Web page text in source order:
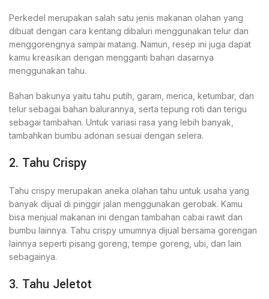
Perkedel merupakan salah satu jenis makanan olahan yang
dibuat dengan cara kentang dibaluri menggunakan telur dan
menggorengnya sampai matang. Namun, resep ini juga dapat
kamu kreasikan dengan mengganti bahan dasarnya
menggunakan tahu.
Bahan bakunya yaitu tahu putih, garam, merica, ketumbar, dan
telur sebagai bahan balurannya, serta tepung roti dan terigu
sebagai tambahan. Untuk variasi rasa yang lebih banyak,
tambahkan bumbu adonan sesuai dengan selera.
2. Tahu Crispy
Tahu crispy merupakan aneka olahan tahu untuk usaha yang
banyak dijual di pinggir jalan menggunakan gerobak. Kamu
bisa menjual makanan ini dengan tambahan cabai rawit dan
bumbu lainnya. Tahu crispy umumnya dijual bersama gorengan
lainnya seperti pisang goreng, tempe goreng, ubi, dan lain
sebagainya.
3. Tahu Jeletot